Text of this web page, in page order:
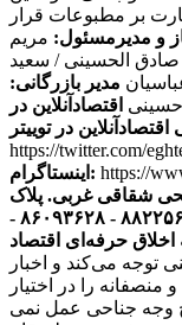
بر مطبوعات قرار
و مدیرمسئول: مریم
الحسینی / سعید
مدیر بازرگانی:
اقتصادآنلاین در
https://twitter.com/
اینستاگرام: https://
شقاقی غربی. پلاک
تلفن دفتر مرکزی: ۱۳ و ۸۸۲۲۵۶۱۲ - ۸۶۰۹۳۶۲۸ -
اخلاق حرفه‌ای اقتصاد
توجه می‌کند و اخبار
را در اختیار
وجه جناحی عمل نمی